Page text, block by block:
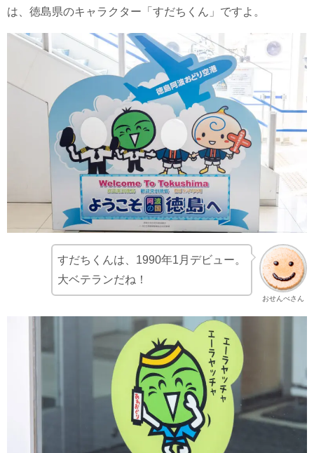
は、徳島県のキャラクター「すだちくん」ですよ。
おせんべさん
すだちくんは、1990年1月デビュー。
大ベテランだね！